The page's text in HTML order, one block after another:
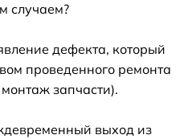
случаем?
дефекта, который
проведенного ремонта
запчасти).
выход из